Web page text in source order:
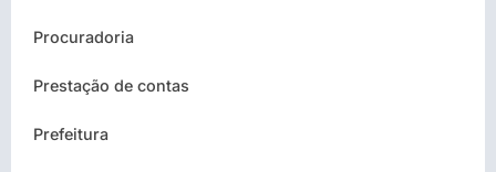
Procuradoria
Prestação de contas
Prefeitura